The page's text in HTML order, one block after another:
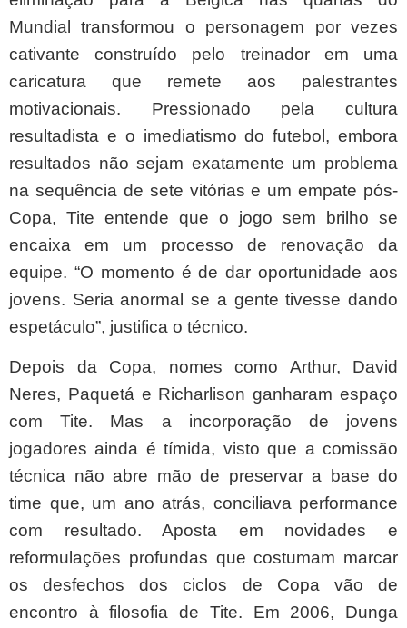
Mundial transformou o personagem por vezes
cativante construído pelo treinador em uma
caricatura que remete aos palestrantes
motivacionais. Pressionado pela cultura
resultadista e o imediatismo do futebol, embora
resultados não sejam exatamente um problema
na sequência de sete vitórias e um empate pós-
Copa, Tite entende que o jogo sem brilho se
encaixa em um processo de renovação da
equipe. “O momento é de dar oportunidade aos
jovens. Seria anormal se a gente tivesse dando
espetáculo”, justifica o técnico.
Depois da Copa, nomes como Arthur, David
Neres, Paquetá e Richarlison ganharam espaço
com Tite. Mas a incorporação de jovens
jogadores ainda é tímida, visto que a comissão
técnica não abre mão de preservar a base do
time que, um ano atrás, conciliava performance
com resultado. Aposta em novidades e
reformulações profundas que costumam marcar
os desfechos dos ciclos de Copa vão de
encontro à filosofia de Tite. Em 2006, Dunga